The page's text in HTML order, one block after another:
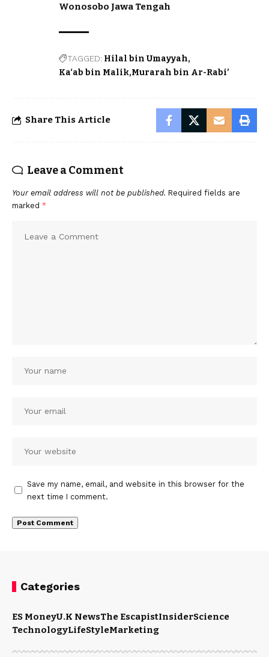
Wonosobo Jawa Tengah
TAGGED: Hilal bin Umayyah
Ka‘ab bin Malik Murarah bin Ar-Rabi’
Share This Article
Leave a Comment
Your email address will not be published. Required fields are
marked *
Save my name, email, and website in this browser for the
next time I comment.
Categories
ES MoneyU.K NewsThe EscapistInsiderScience
TechnologyLifeStyleMarketing